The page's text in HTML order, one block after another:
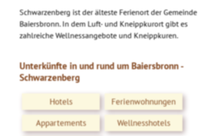
Schwarzenberg ist der älteste Ferienort der Gemeinde
Baiersbronn. In dem Luft- und Kneippkurort gibt es
zahlreiche Wellnessangebote und Kneippkuren.
Unterkünfte in und rund um Baiersbronn -
Schwarzenberg
Hotels
Ferienwohnungen
Appartements
Wellnesshotels